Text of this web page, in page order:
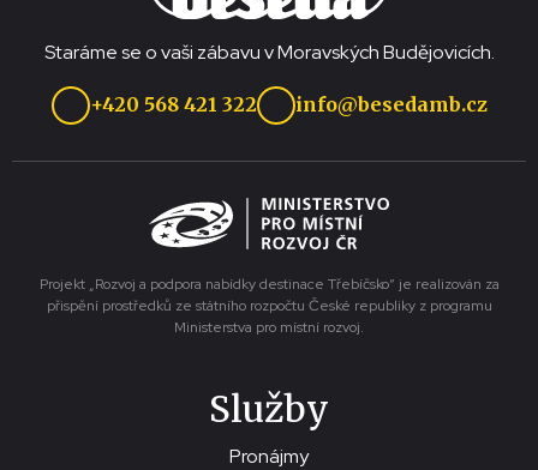
Staráme se o vaši zábavu v Moravských Budějovicích.
+420 568 421 322 info@besedamb.cz
Projekt „Rozvoj a podpora nabídky destinace Třebíčsko“ je realizován za
přispění prostředků ze státního rozpočtu České republiky z programu
Ministerstva pro místní rozvoj.
Služby
Pronájmy